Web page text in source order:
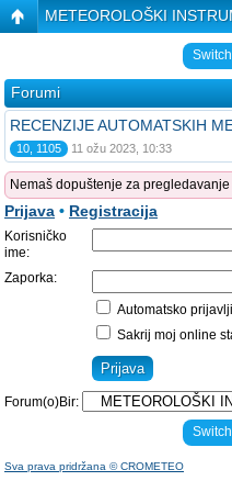
METEOROLOŠKI
Forumi
RECENZIJE AUTOMATSKIH
10, 1105 11 ožu 2023, 10:33
Nemaš dopuštenje za
Prijava • Registracija
Korisničko
ime:
Zaporka:
Automatsko
Sakrij moj online
Forum(o)Bir:
Sva prava pridržana © CROMETEO